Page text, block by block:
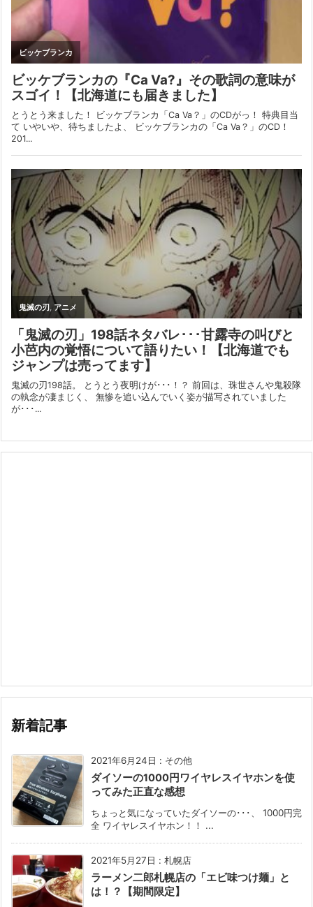
新着記事
2021年6月24日 : その他
ダイソーの1000円ワイヤレスイヤホンを使
ってみた正直な感想
ちょっと気になっていたダイソーの･･･、 1000円完
全 ワイヤレスイヤホン！！ ...
2021年5月27日 : 札幌店
ラーメン二郎札幌店の「エビ味つけ麺」と
は！？【期間限定】